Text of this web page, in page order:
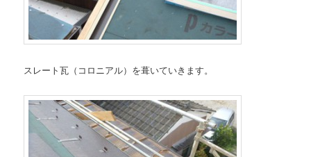
スレート瓦（コロニアル）を葺いていきます。